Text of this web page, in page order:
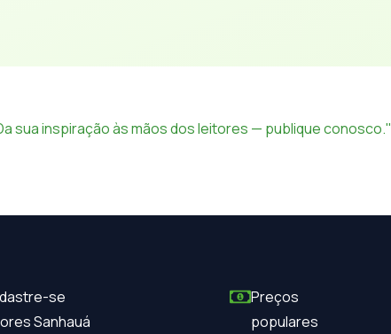
sua inspiração às mãos dos leitores — publique conosco."
se
Sanhauá
Preços
populares